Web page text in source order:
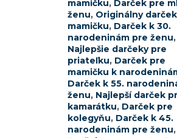
mamičku, Darček pre
ženu, Originálny
mamičku, Darček k 30.
narodeninám pre ženu,
Najlepšie darčeky pre
priateľku, Darček pre
mamičku k
Darček k 55.
ženu, Najlepší darček
kamarátku, Darček pre
kolegyňu, Darček k 45.
narodeninám pre ženu,